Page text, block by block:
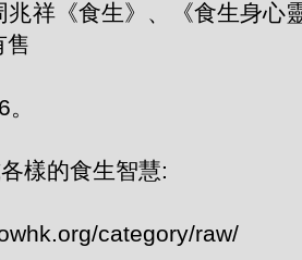
兆祥《食生》、《食生身心
售
樣的食生智慧:
category/raw/